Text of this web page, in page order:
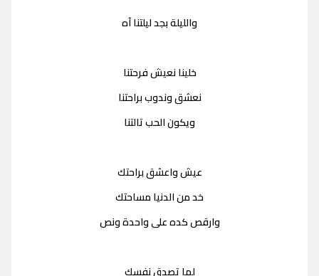
والليلة بجد ليلتنا آه
خلينا نعيش فرحتنا
نعشق وندوب براحتنا
ويكون الحب تالتنا
عيش واعشق براحتك
خد من الدنيا مساحتك
وارقص كده على واحدة ونص
لما تصدق نفسك